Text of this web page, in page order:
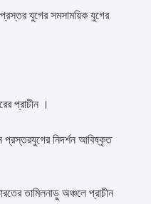
যুগের সমসাময়িক যুগের
প্রাচীন ।
প্রস্তরযুগের নিদর্শন আবিষ্কৃত
তামিলনাড়ু অঞ্চলে প্রাচীন